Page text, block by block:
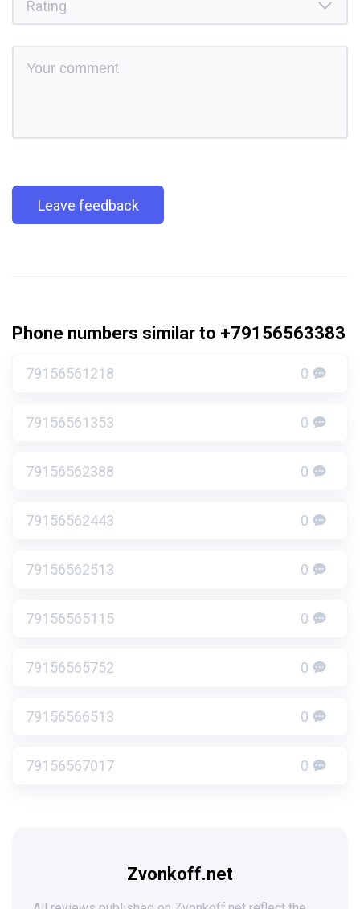
Leave feedback
Phone numbers similar to +79156563383
79156561218 0
79156561353 0
79156562388 0
79156562443 0
79156562513 0
79156565115 0
79156565752 0
79156566513 0
79156567017 0
Zvonkoff.net